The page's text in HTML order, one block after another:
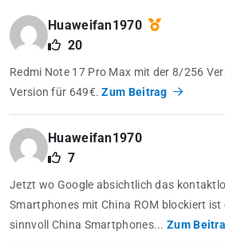
Huaweifan1970
20
Redmi Note 17 Pro Max mit der 8/256
Version für 649€.Zum Beitrag
Huaweifan1970
7
Jetzt wo Google absichtlich das
Smartphones mit China ROM blockiert
sinnvoll China Smartphones...Zum